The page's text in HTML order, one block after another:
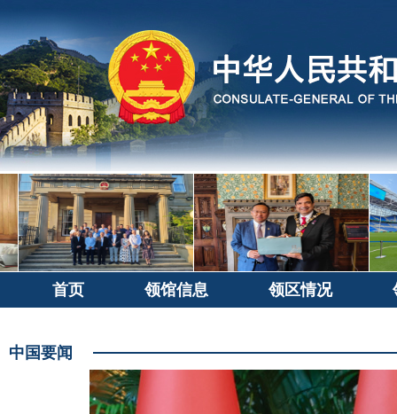
首页 领馆信息 领区情况
中国要闻